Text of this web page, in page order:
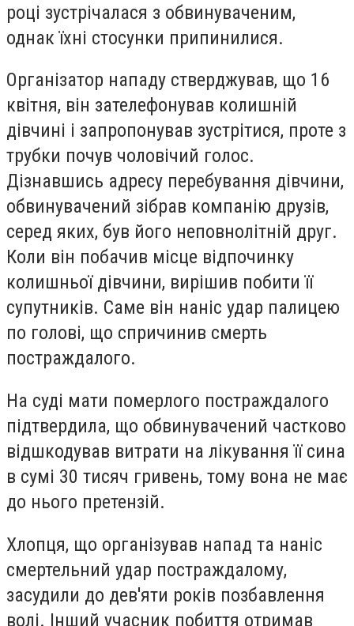
році зустрічалася з обвинуваченим,
однак їхні стосунки припинилися.
Організатор нападу стверджував, що 16
квітня, він зателефонував колишній
дівчині і запропонував зустрітися, проте з
трубки почув чоловічий голос.
Дізнавшись адресу перебування дівчини,
обвинувачений зібрав компанію друзів,
серед яких, був його неповнолітній друг.
Коли він побачив місце відпочинку
колишньої дівчини, вирішив побити її
супутників. Саме він наніс удар палицею
по голові, що спричинив смерть
постраждалого.
На суді мати померлого постраждалого
підтвердила, що обвинувачений частково
відшкодував витрати на лікування її сина
в сумі 30 тисяч гривень, тому вона не має
до нього претензій.
Хлопця, що організував напад та наніс
смертельний удар постраждалому,
засудили до дев'яти років позбавлення
волі. Інший учасник побиття отримав